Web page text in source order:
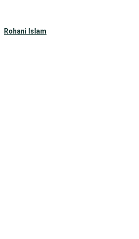
Rohani Islam